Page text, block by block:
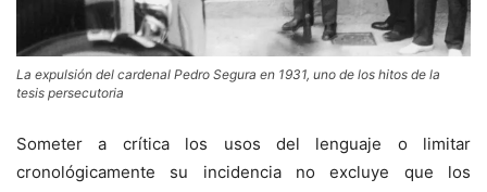
La expulsión del cardenal Pedro Segura en 1931, uno de los hitos de la
tesis persecutoria
Someter a crítica los usos del lenguaje o limitar
cronológicamente su incidencia no excluye que los